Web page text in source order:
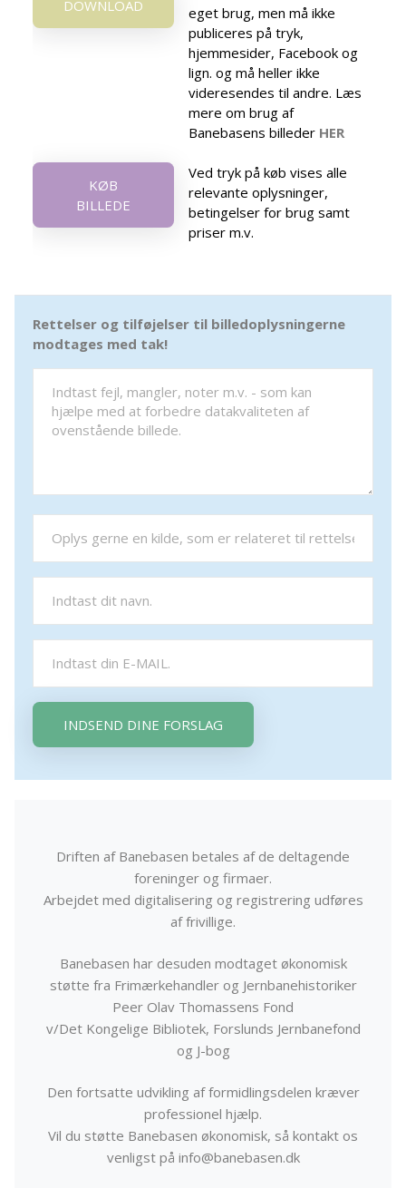
DOWNLOAD
eget brug, men må ikke
publiceres på tryk,
hjemmesider, Facebook og
lign. og må heller ikke
videresendes til andre. Læs
mere om brug af
Banebasens billeder HER
KØB
BILLEDE
Ved tryk på køb vises alle
relevante oplysninger,
betingelser for brug samt
priser m.v.
Rettelser og tilføjelser til billedoplysningerne
modtages med tak!
INDSEND DINE FORSLAG
Driften af Banebasen betales af de deltagende
foreninger og firmaer.
Arbejdet med digitalisering og registrering udføres
af frivillige.
Banebasen har desuden modtaget økonomisk
støtte fra Frimærkehandler og Jernbanehistoriker
Peer Olav Thomassens Fond
v/Det Kongelige Bibliotek, Forslunds Jernbanefond
og J-bog
Den fortsatte udvikling af formidlingsdelen kræver
professionel hjælp.
Vil du støtte Banebasen økonomisk, så kontakt os
venligst på info@banebasen.dk